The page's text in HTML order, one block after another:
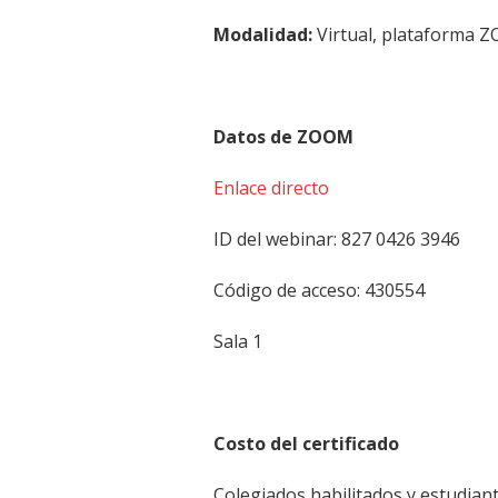
Modalidad:Virtual, plataforma
Datos de ZOOM
Enlace directo
ID del webinar: 827 0426 3946
Código de acceso: 430554
Sala 1
Costo del certificado